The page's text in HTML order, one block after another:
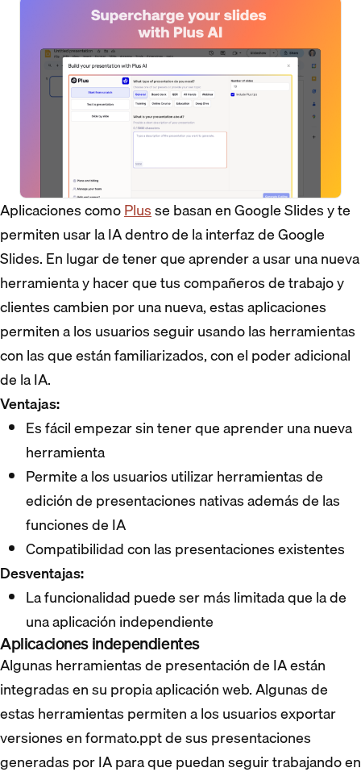
Aplicaciones comoPlusse basan en Google Slides y te
permiten usar la IA dentro de la interfaz de Google
Slides. En lugar de tener que aprender a usar una nueva
herramienta y hacer que tus compañeros de trabajo y
clientes cambien por una nueva, estas aplicaciones
permiten a los usuarios seguir usando las herramientas
con las que están familiarizados, con el poder adicional
de la IA.
Ventajas:
Es fácil empezar sin tener que aprender una nueva
herramienta
Permite a los usuarios utilizar herramientas de
edición de presentaciones nativas además de las
funciones de IA
Compatibilidad con las presentaciones existentes
Desventajas:
La funcionalidad puede ser más limitada que la de
una aplicación independiente
Aplicaciones independientes
Algunas herramientas de presentación de IA están
integradas en su propia aplicación web. Algunas de
estas herramientas permiten a los usuarios exportar
versiones en formato.ppt de sus presentaciones
generadas por IA para que puedan seguir trabajando en